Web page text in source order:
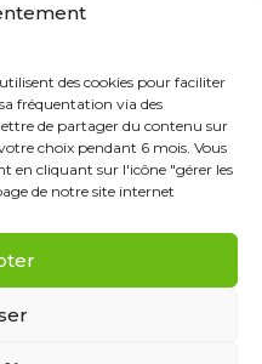
des cookies pour faciliter
fréquentation via des
de partager du contenu sur
choix pendant 6 mois. Vous
en cliquant sur l'icône "gérer les
de notre site internet